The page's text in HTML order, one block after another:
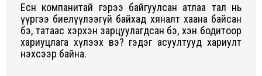
Есөн компанитай гэрээ байгуулсан атлаа тал нь
үүргээ биелүүлээгүй байхад хяналт хаана байсан
бэ, татаас хэрхэн зарцуулагдсан бэ, хэн бодитоор
хариуцлага хүлээх вэ? гэдэг асуултууд хариулт
нэхсээр байна.